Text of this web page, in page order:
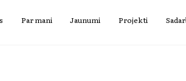
Par mani Jaunumi Projekti